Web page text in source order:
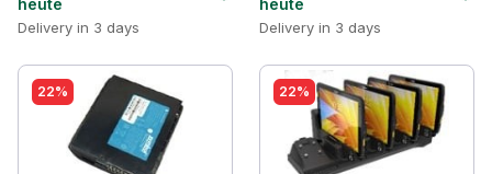
heute
Delivery in 3 days
heute
Delivery in 3 days
22% 22%